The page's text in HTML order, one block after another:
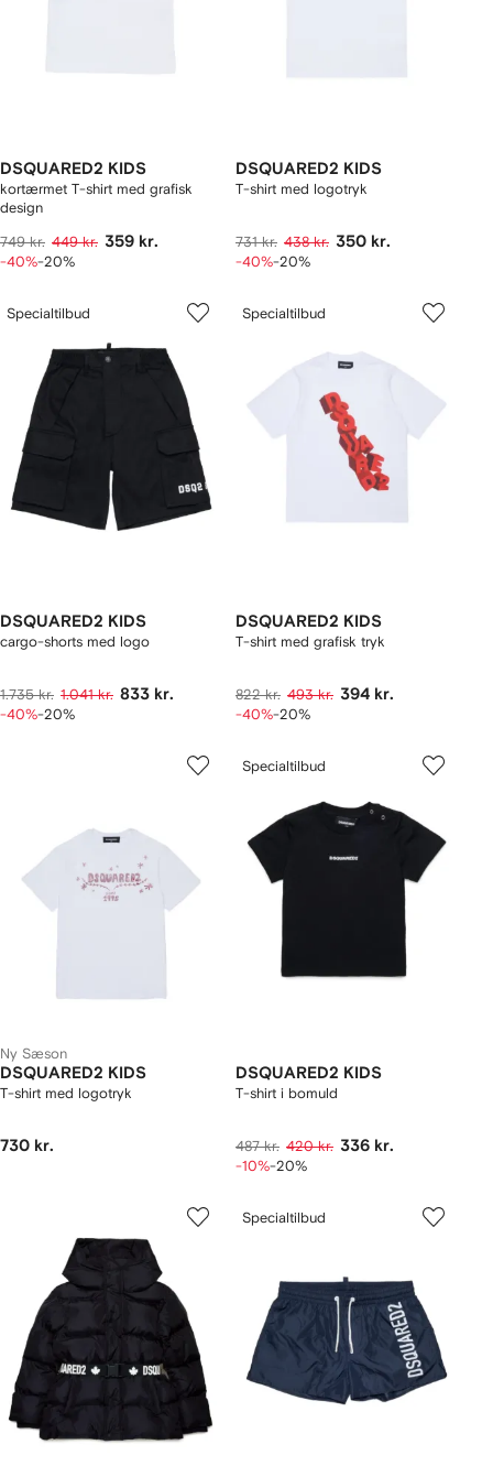
DSQUARED2 KIDS
kortærmet T-shirt med grafisk
design
749 kr. 449 kr. 359 kr.
-40%-20%
DSQUARED2 KIDS
T-shirt med logotryk
731 kr. 438 kr. 350 kr.
-40%-20%
Specialtilbud
DSQUARED2 KIDS
cargo-shorts med logo
1.735 kr. 1.041 kr. 833 kr.
-40%-20%
Specialtilbud
DSQUARED2 KIDS
T-shirt med grafisk tryk
822 kr. 493 kr. 394 kr.
-40%-20%
Ny Sæson
DSQUARED2 KIDS
T-shirt med logotryk
730 kr.
Specialtilbud
DSQUARED2 KIDS
T-shirt i bomuld
487 kr. 420 kr. 336 kr.
-10%-20%
Specialtilbud